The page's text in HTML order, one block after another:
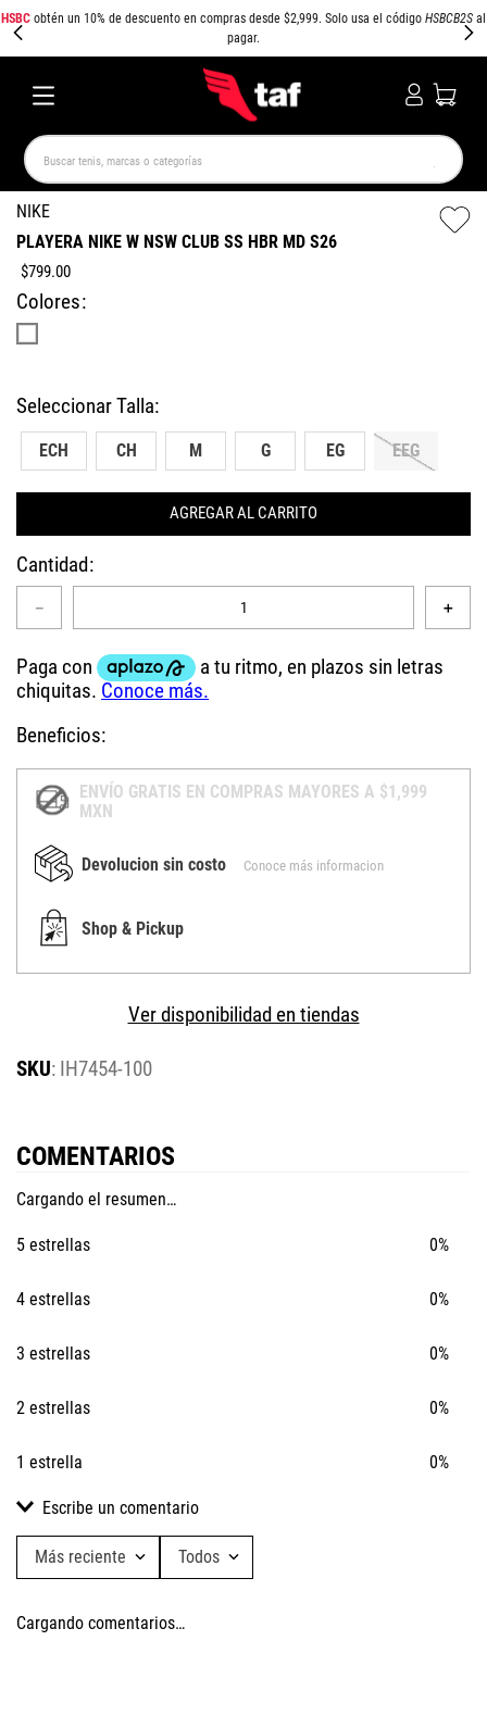
HSBC obtén un 10% de descuento en compras desde $2,999. Solo usa el código HSBCB2S al
pagar.
Buscar tenis, marcas o categorías
NIKE
PLAYERA NIKE W NSW CLUB SS HBR MD S26
$799.00
Colores
ECH CH M G EG EEG
AGREGAR AL CARRITO
Cantidad
＋
－
Beneficios:
ENVÍO GRATIS EN COMPRAS MAYORES A $1,999
MXN
Devolucion sin costo Conoce más informacion
Shop & Pickup
Ver disponibilidad en tiendas
: IH7454-100
COMENTARIOS
Cargando el resumen…
5 estrellas 0%
4 estrellas 0%
3 estrellas 0%
2 estrellas 0%
1 estrella 0%
Escribe un comentario
Más reciente Todos
Cargando comentarios…
TÉRMINOS MÁS BUSCADOS
NEW BALANCE SAMBA AIR FORCE 1
SPEEDCAT